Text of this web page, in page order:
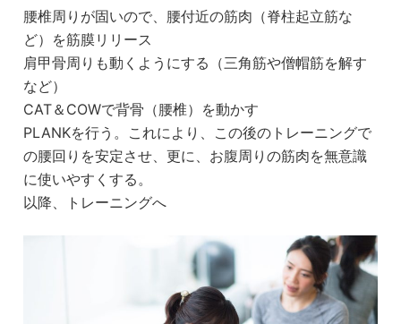
腰椎周りが固いので、腰付近の筋肉（脊柱起立筋な
ど）を筋膜リリース
肩甲骨周りも動くようにする（三角筋や僧帽筋を解す
など）
CAT＆COWで背骨（腰椎）を動かす
PLANKを行う。これにより、この後のトレーニングで
の腰回りを安定させ、更に、お腹周りの筋肉を無意識
に使いやすくする。
以降、トレーニングへ